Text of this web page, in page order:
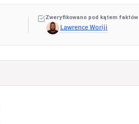
Zweryfikowano pod kątem
Lawrence Woriji